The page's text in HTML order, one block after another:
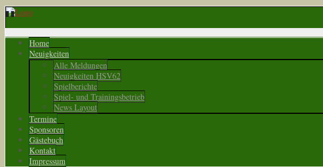
Home
Neuigkeiten
Alle Meldungen
Neuigkeiten HSV62
Spielberichte
Spiel- und Trainingsbetrieb
News Layout
Termine
Sponsoren
Gästebuch
Kontakt
Impressum